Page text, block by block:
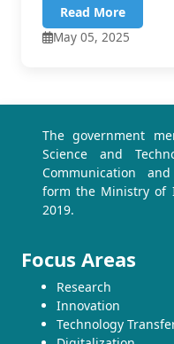
Read More
May 05, 2025
The government
Science and
Communication
form the Ministry of
2019.
Focus Areas
Research
Innovation
Technology